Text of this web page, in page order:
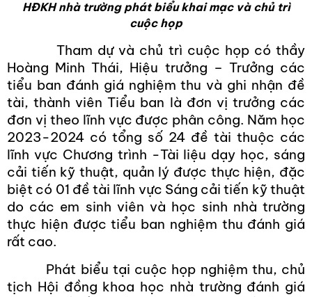
HĐKH nhà trường phát biểu khai mạc và chủ trì
cuộc họp
Tham dự và chủ trì cuộc họp có thầy
Hoàng Minh Thái, Hiệu trưởng – Trưởng các
tiểu ban đánh giá nghiệm thu và ghi nhận đề
tài, thành viên Tiểu ban là đơn vị trưởng các
đơn vị theo lĩnh vực được phân công. Năm học
2023-2024 có tổng số 24 đề tài thuộc các
lĩnh vực Chương trình -Tài liệu dạy học, sáng
cải tiến kỹ thuật, quản lý được thực hiện, đặc
biệt có 01 đề tài lĩnh vực Sáng cải tiến kỹ thuật
do các em sinh viên và học sinh nhà trường
thực hiện được tiểu ban nghiệm thu đánh giá
rất cao.
Phát biểu tại cuộc họp nghiệm thu, chủ
tịch Hội đồng khoa học nhà trường đánh giá